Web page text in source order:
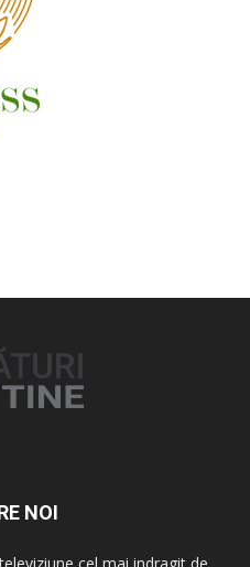
NOI
cel mai indragit de